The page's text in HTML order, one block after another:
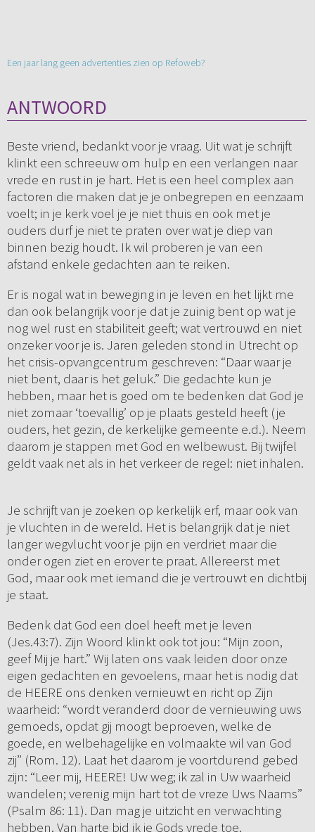
Een jaar lang geen advertenties zien op Refoweb?
ANTWOORD
Beste vriend, bedankt voor je vraag. Uit wat je schrijft
klinkt een schreeuw om hulp en een verlangen naar
vrede en rust in je hart. Het is een heel complex aan
factoren die maken dat je je onbegrepen en eenzaam
voelt; in je kerk voel je je niet thuis en ook met je
ouders durf je niet te praten over wat je diep van
binnen bezig houdt. Ik wil proberen je van een
afstand enkele gedachten aan te reiken.
Er is nogal wat in beweging in je leven en het lijkt me
dan ook belangrijk voor je dat je zuinig bent op wat je
nog wel rust en stabiliteit geeft; wat vertrouwd en niet
onzeker voor je is. Jaren geleden stond in Utrecht op
het crisis-opvangcentrum geschreven: “Daar waar je
niet bent, daar is het geluk.” Die gedachte kun je
hebben, maar het is goed om te bedenken dat God je
niet zomaar ‘toevallig’ op je plaats gesteld heeft (je
ouders, het gezin, de kerkelijke gemeente e.d.). Neem
daarom je stappen met God en welbewust. Bij twijfel
geldt vaak net als in het verkeer de regel: niet inhalen.
Je schrijft van je zoeken op kerkelijk erf, maar ook van
je vluchten in de wereld. Het is belangrijk dat je niet
langer wegvlucht voor je pijn en verdriet maar die
onder ogen ziet en erover te praat. Allereerst met
God, maar ook met iemand die je vertrouwt en dichtbij
je staat.
Bedenk dat God een doel heeft met je leven
(Jes.43:7). Zijn Woord klinkt ook tot jou: “Mijn zoon,
geef Mij je hart.” Wij laten ons vaak leiden door onze
eigen gedachten en gevoelens, maar het is nodig dat
de HEERE ons denken vernieuwt en richt op Zijn
waarheid: “wordt veranderd door de vernieuwing uws
gemoeds, opdat gij moogt beproeven, welke de
goede, en welbehagelijke en volmaakte wil van God
zij” (Rom. 12). Laat het daarom je voortdurend gebed
zijn: “Leer mij, HEERE! Uw weg; ik zal in Uw waarheid
wandelen; verenig mijn hart tot de vreze Uws Naams”
(Psalm 86: 11). Dan mag je uitzicht en verwachting
hebben. Van harte bid ik je Gods vrede toe.